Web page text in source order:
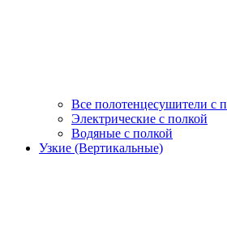
Все полотенцесушители с
Электрические с полкой
Водяные с полкой
Узкие (Вертикальные)